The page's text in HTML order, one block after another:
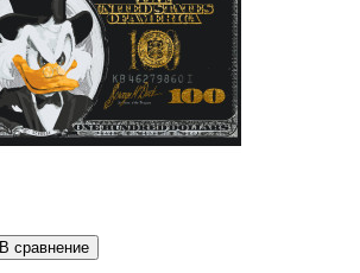
В сравнение